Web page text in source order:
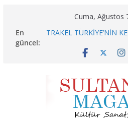
content
Cuma, Ağustos
En
güncel:
TRAKEL TÜRKİYE’NİN
YÖNETİLMEYİ HAK
24 TEMMUZ’DA
VURGUSU